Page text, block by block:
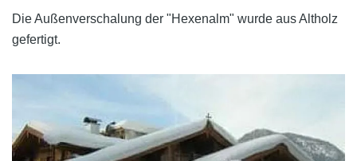
Die Außenverschalung der "Hexenalm" wurde aus Altholz
gefertigt.